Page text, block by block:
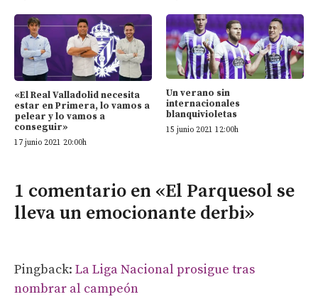
«El Real Valladolid necesita
estar en Primera, lo vamos a
pelear y lo vamos a
conseguir»
17 junio 2021 20:00h
Un verano sin
internacionales
blanquivioletas
15 junio 2021 12:00h
1 comentario en «El Parquesol se
lleva un emocionante derbi»
Pingback: La Liga Nacional prosigue tras
nombrar al campeón